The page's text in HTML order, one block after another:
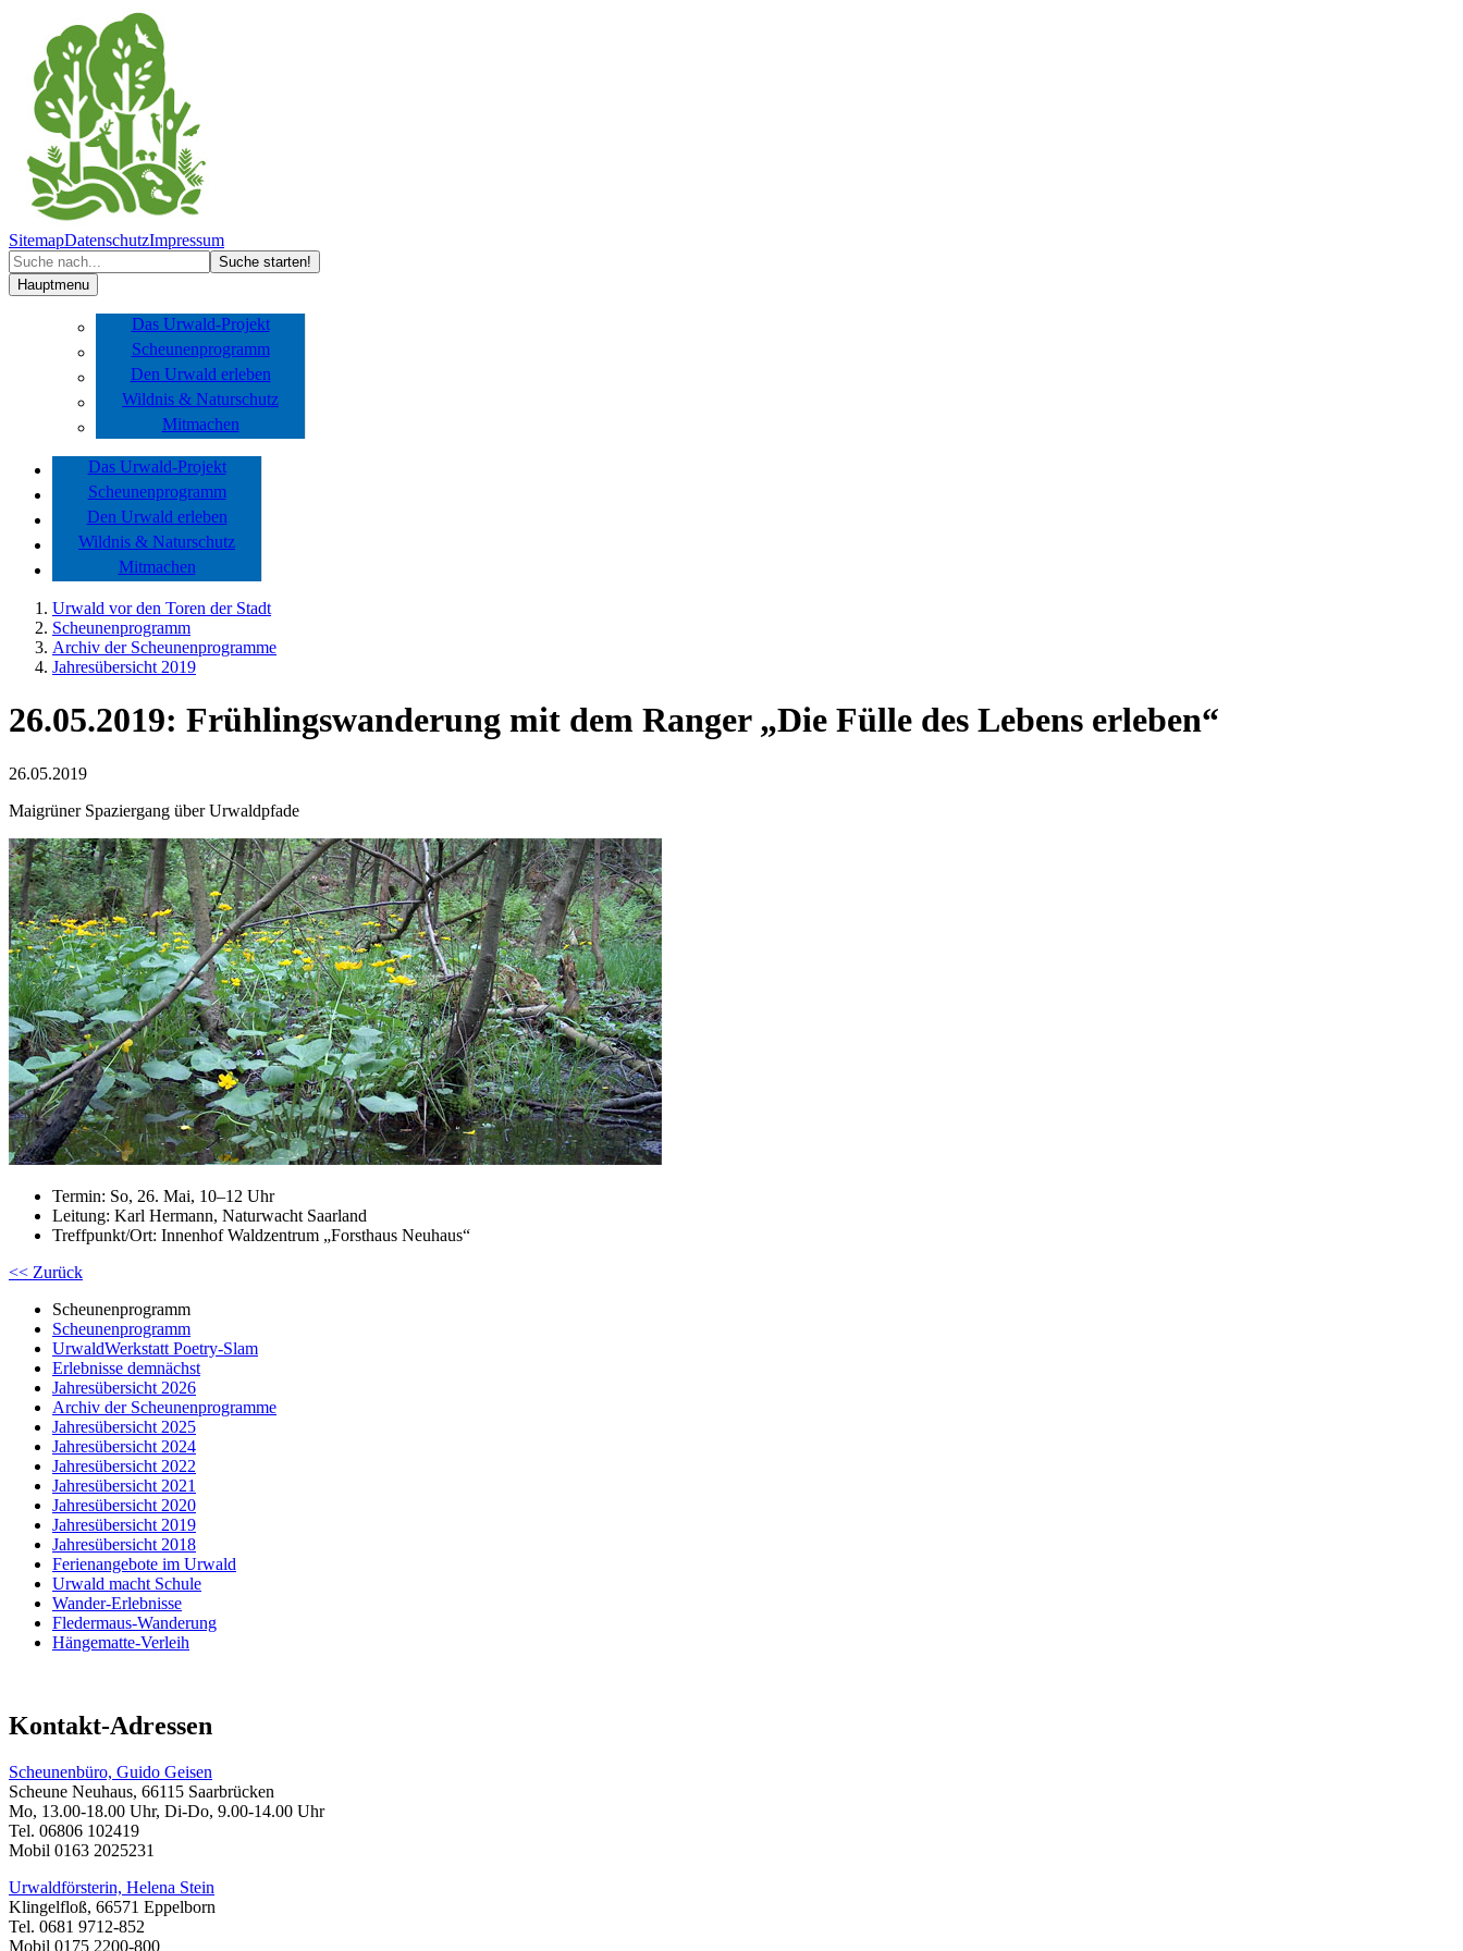
SitemapDatenschutzImpressum
Hauptmenu
Das Urwald-Projekt
Scheunenprogramm
Den Urwald erleben
Wildnis & Naturschutz
Mitmachen
Das Urwald-Projekt
Scheunenprogramm
Den Urwald erleben
Wildnis & Naturschutz
Mitmachen
Urwald vor den Toren der Stadt
Scheunenprogramm
Archiv der Scheunenprogramme
Jahresübersicht 2019
26.05.2019: Frühlingswanderung mit dem Ranger „Die Fülle des Lebens erleben“
26.05.2019
Maigrüner Spaziergang über Urwaldpfade
Termin: So, 26. Mai, 10–12 Uhr
Leitung: Karl Hermann, Naturwacht Saarland
Treffpunkt/Ort: Innenhof Waldzentrum „Forsthaus Neuhaus“
<< Zurück
Scheunenprogramm
Scheunenprogramm
UrwaldWerkstatt Poetry-Slam
Erlebnisse demnächst
Jahresübersicht 2026
Archiv der Scheunenprogramme
Jahresübersicht 2025
Jahresübersicht 2024
Jahresübersicht 2022
Jahresübersicht 2021
Jahresübersicht 2020
Jahresübersicht 2019
Jahresübersicht 2018
Ferienangebote im Urwald
Urwald macht Schule
Wander-Erlebnisse
Fledermaus-Wanderung
Hängematte-Verleih
Kontakt-Adressen
Scheunenbüro, Guido Geisen
Scheune Neuhaus, 66115 Saarbrücken
Mo, 13.00-18.00 Uhr, Di-Do, 9.00-14.00 Uhr
Tel. 06806 102419
Mobil 0163 2025231
Urwaldförsterin, Helena Stein
Klingelfloß, 66571 Eppelborn
Tel. 0681 9712-852
Mobil 0175 2200-800